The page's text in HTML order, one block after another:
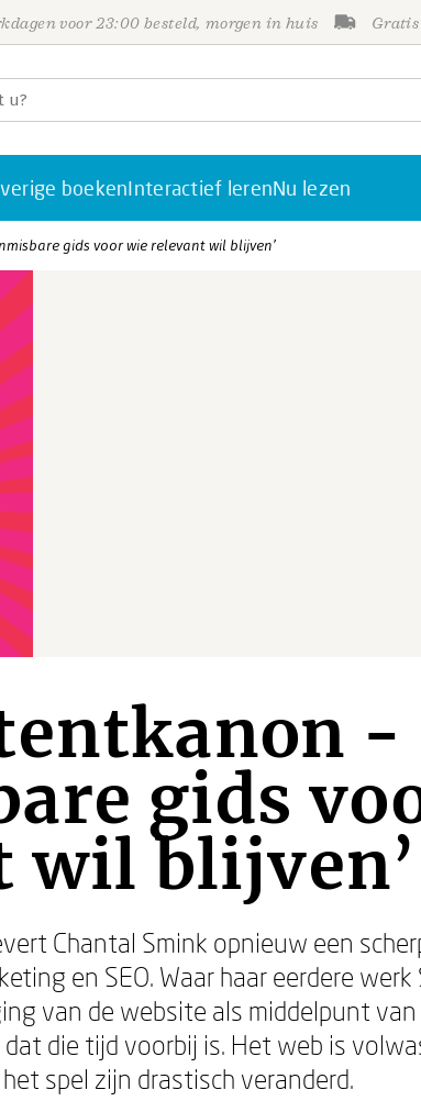
voor 23:00 besteld, morgen in huis
boekenInteractief lerenNu lezen
gids voor wie relevant wil blijven’
-
gids
wil blijven’
Chantal Smink opnieuw een
en SEO. Waar haar eerdere
van de website als middelpunt
die tijd voorbij is. Het web is
spel zijn drastisch veranderd.